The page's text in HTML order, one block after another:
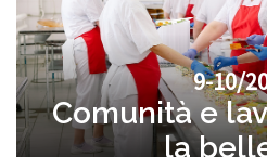
9-10/
Comunità e
la